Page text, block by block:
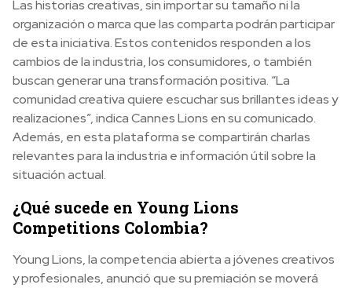
Las historias creativas, sin importar su tamaño ni la
organización o marca que las comparta podrán participar
de esta iniciativa. Estos contenidos responden a los
cambios de la industria, los consumidores, o también
buscan generar una transformación positiva. “La
comunidad creativa quiere escuchar sus brillantes ideas y
realizaciones”, indica Cannes Lions en su comunicado.
Además, en esta plataforma se compartirán charlas
relevantes para la industria e información útil sobre la
situación actual.
¿Qué sucede en Young Lions
Competitions Colombia?
Young Lions, la competencia abierta a jóvenes creativos
y profesionales, anunció que su premiación se moverá